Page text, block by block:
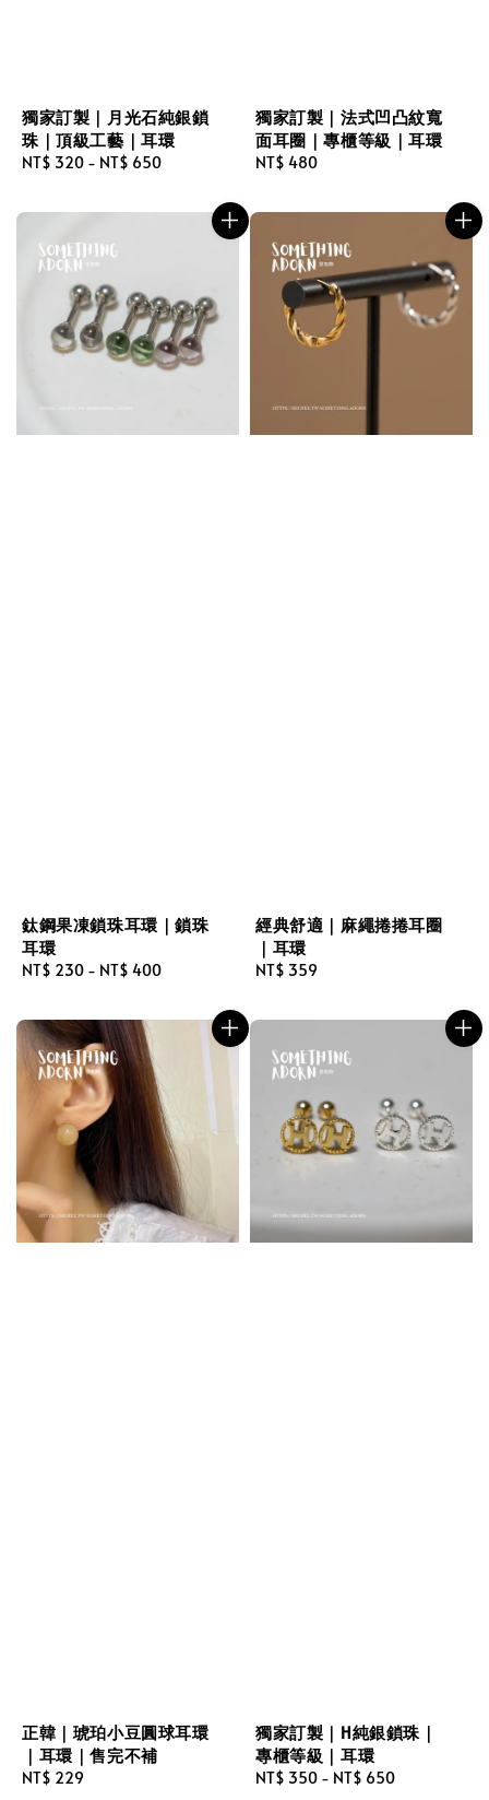
獨家訂製｜月光石純銀鎖
珠｜頂級工藝｜耳環
Regular
NT$ 320 - NT$ 650
獨家訂製｜法式凹凸紋寬
面耳圈｜專櫃等級｜耳環
Regular
NT$ 480
鈦鋼果凍鎖珠耳環｜鎖珠
耳環
Regular
NT$ 230 - NT$ 400
經典舒適｜麻繩捲捲耳圈
｜耳環
Regular
NT$ 359
正韓｜琥珀小豆圓球耳環
｜耳環｜售完不補
Regular
NT$ 229
獨家訂製｜H純銀鎖珠｜
專櫃等級｜耳環
Regular
NT$ 350 - NT$ 650